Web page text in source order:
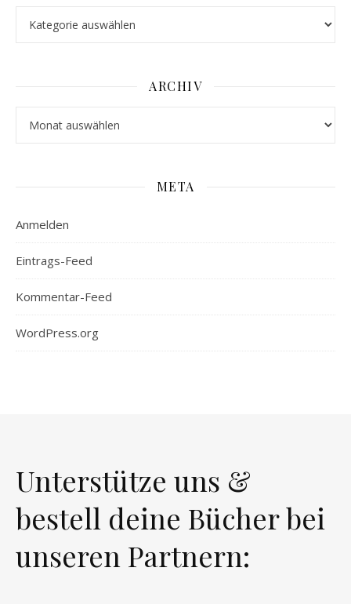
ARCHIV
META
Anmelden
Eintrags-Feed
Kommentar-Feed
WordPress.org
Unterstütze uns &
bestell deine Bücher bei
unseren Partnern: